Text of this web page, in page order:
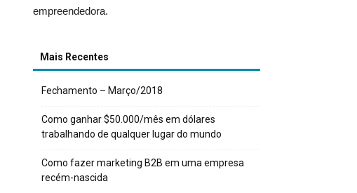
empreendedora.
Mais Recentes
Fechamento – Março/2018
Como ganhar $50.000/mês em dólares
trabalhando de qualquer lugar do mundo
Como fazer marketing B2B em uma empresa
recém-nascida